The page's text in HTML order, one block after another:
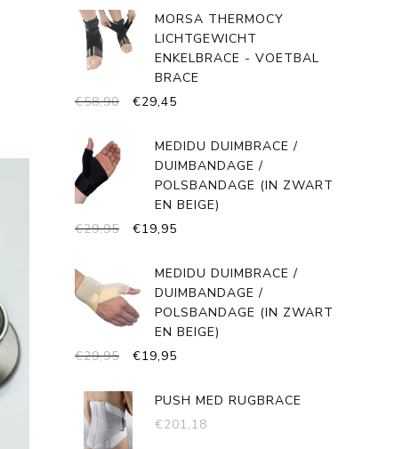
€24,95.
€19,95.
MORSA THERMOCY
LICHTGEWICHT
ENKELBRACE - VOETBAL
BRACE
€58,90
OORSPRONKELIJKE
WAS:
€58,90.
€29,45
IS:
€29,45.
MEDIDU DUIMBRACE /
DUIMBANDAGE /
POLSBANDAGE (IN ZWART
EN BEIGE)
€29,95
OORSPRONKELIJKE
WAS:
€29,95.
€19,95
IS:
€19,95.
MEDIDU DUIMBRACE /
DUIMBANDAGE /
POLSBANDAGE (IN ZWART
EN BEIGE)
€29,95
OORSPRONKELIJKE
WAS:
€29,95.
€19,95
IS:
PUSH MED RUGBRACE
€201,18